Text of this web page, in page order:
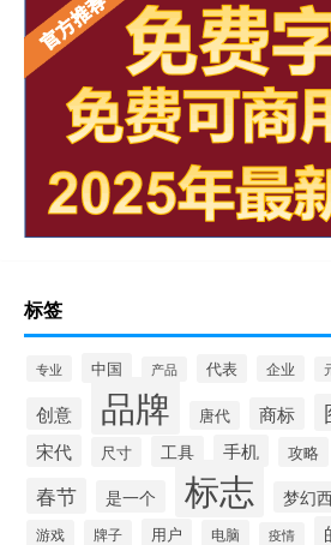
标签
专业 中国 产品 代表 企业
创意 品牌 唐代 商标
宋代 尺寸 工具 手机 攻略
春节 是一个 标志 梦幻
游戏 牌子 用户 电脑 疫情